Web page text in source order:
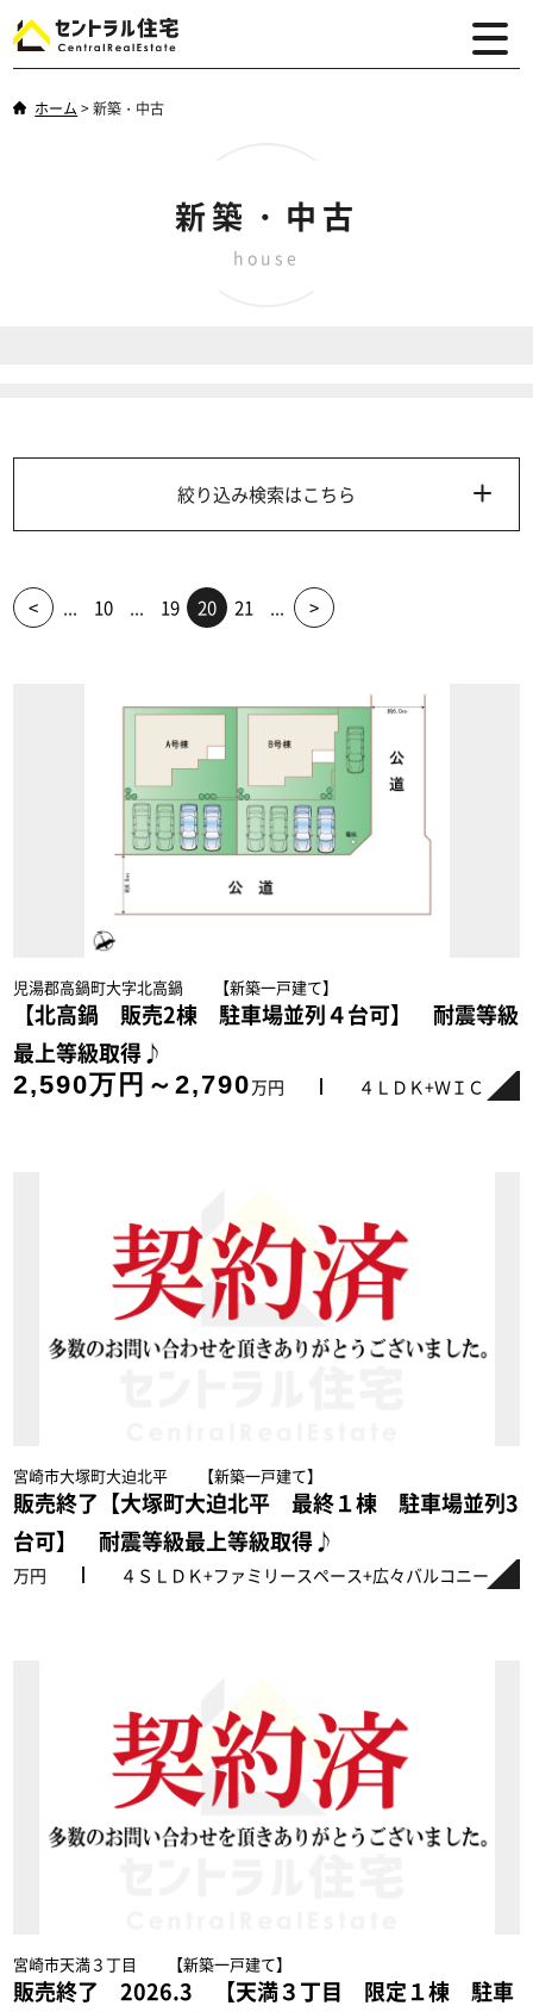
ホーム >新築・中古
新築・中古
house
絞り込み検索はこちら
< ... 10 ... 19 20 21 ... >
児湯郡高鍋町大字北高鍋 【新築一戸建て】
【北高鍋 販売2棟 駐車場並列４台可】 耐震等級
最上等級取得♪
2,590万円～2,790万円 ４ＬＤＫ+ＷＩＣ
宮崎市大塚町大迫北平 【新築一戸建て】
販売終了【大塚町大迫北平 最終１棟 駐車場並列3
台可】 耐震等級最上等級取得♪
万円 ４ＳＬＤＫ+ファミリースペース+広々バルコニー
宮崎市天満３丁目 【新築一戸建て】
販売終了 2026.3 【天満３丁目 限定１棟 駐車